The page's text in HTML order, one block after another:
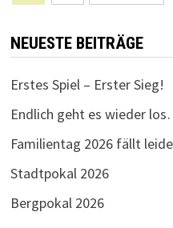
der
Beiträge
NEUESTE BEITRÄGE
Erstes Spiel – Erster Sieg!
Endlich geht es wieder
Familientag 2026 fällt
Stadtpokal 2026
Bergpokal 2026